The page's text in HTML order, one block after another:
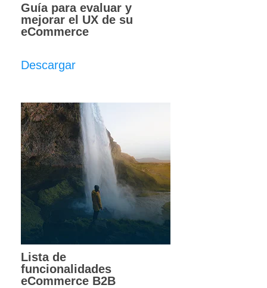
Guía para evaluar y
mejorar el UX de su
eCommerce
Descargar
Lista de
funcionalidades
eCommerce B2B